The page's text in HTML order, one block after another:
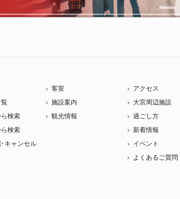
検索
検索
キャンセル
客室
施設案内
観光情報
アクセス
大宮周辺施設
過ごし方
新着情報
イベント
よくあるご質問